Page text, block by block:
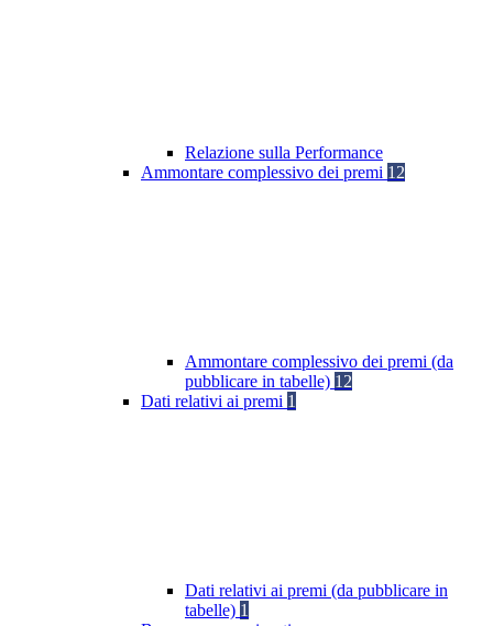
Relazione sulla Performance
Ammontare complessivo dei premi 12
Ammontare complessivo dei premi (da
pubblicare in tabelle) 12
Dati relativi ai premi 1
Dati relativi ai premi (da pubblicare in
tabelle) 1